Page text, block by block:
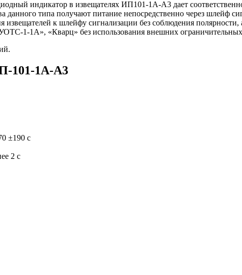
индикатор в извещателях ИП101-1А-А3 дает
данного типа получают питание непосредственно через шлейф
к шлейфу сигнализации без соблюдения
1-1А», «Кварц» без использования внешних ограничительных
101-1А-А3
±190 с
2 с